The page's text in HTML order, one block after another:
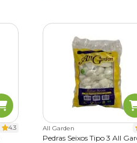
4.3 All Garden
Pedras Seixos Tipo 3 All